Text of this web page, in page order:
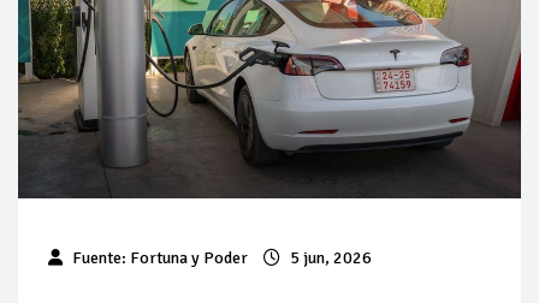
Baja 5% más el precio internacional del crudo por posible
acuerdo de paz
Aumentan 83% ventas de diésel Pemex: PetroIntelligence
Aumenta la producción de hidrocarburos de Pemex; aún
está lejos de la meta
Medio Oriente
Fuente: Fortuna y Poder 5 jun, 2026